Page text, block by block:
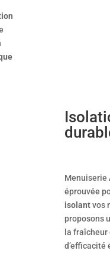
Menuiserie
éprouvée
isolantvos
proposons
la
d’efficacité